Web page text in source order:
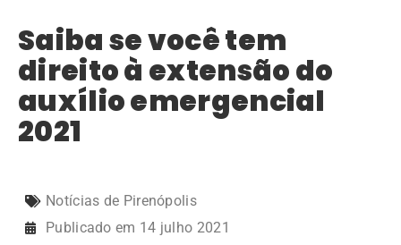
Saiba se você tem
direito à extensão do
auxílio emergencial
2021
Notícias de Pirenópolis
Publicado em 14 julho 2021